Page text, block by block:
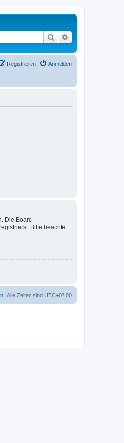
Suche
Anmelden
Registrieren
Die Board-
Bitte beachte
Alle Zeiten sind UTC+02:00